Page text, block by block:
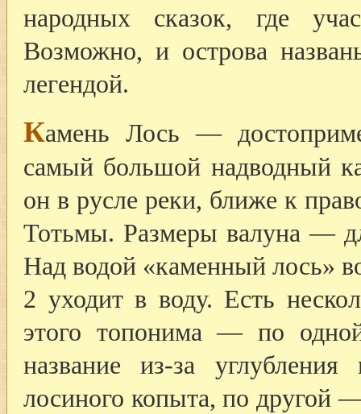
народных сказок, где
Возможно, и острова
легендой.
Камень Лось —
самый большой надводный
он в русле реки, ближе к
Тотьмы. Размеры валуна —
Над водой «каменный лось»
2 уходит в воду. Есть
этого топонима — по
название из-за
лосиного копыта, по другой